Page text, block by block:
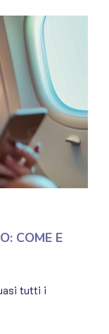
COME E
tutti i